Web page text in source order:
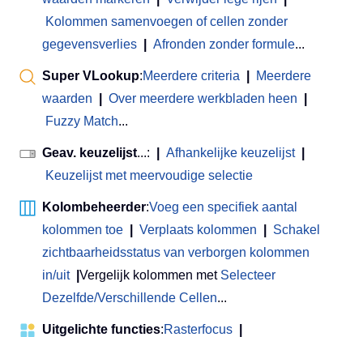
Kolommen samenvoegen of cellen zonder
gegevensverlies
Afronden zonder formule...
Super VLookup:Meerdere criteria
Meerdere
waarden
Over meerdere werkbladen heen
Fuzzy Match...
Geav. keuzelijst...: Afhankelijke keuzelijst
Keuzelijst met meervoudige selectie
Kolombeheerder:Voeg een specifiek aantal
kolommen toe
Verplaats kolommen
Schakel
zichtbaarheidsstatus van verborgen kolommen
in/uit
Vergelijk kolommen met Selecteer
Dezelfde/Verschillende Cellen...
Uitgelichte functies:Rasterfocus